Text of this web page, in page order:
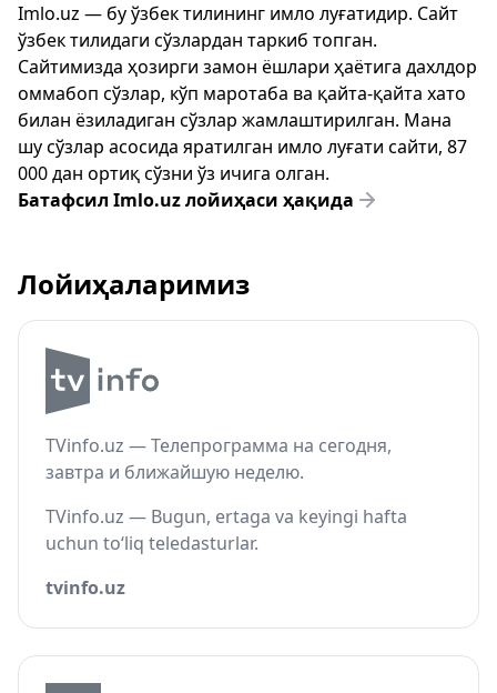
Imlo.uz — бу ўзбек тилининг имло луғатидир. Сайт
ўзбек тилидаги сўзлардан таркиб топган.
Сайтимизда ҳозирги замон ёшлари ҳаётига дахлдор
оммабоп сўзлар, кўп маротаба ва қайта-қайта хато
билан ёзиладиган сўзлар жамлаштирилган. Мана
шу сўзлар асосида яратилган имло луғати сайти, 87
000 дан ортиқ сўзни ўз ичига олган.
Батафсил Imlo.uz лойиҳаси ҳақида
Лойиҳаларимиз
TVinfo.uz — Телепрограмма на сегодня,
завтра и ближайшую неделю.
TVinfo.uz — Bugun, ertaga va keyingi hafta
uchun to‘liq teledasturlar.
tvinfo.uz